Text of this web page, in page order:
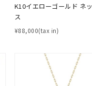
一粒
星座
パープル
リセット
K10イエローゴールド ネ
ス
¥88,000(tax in)